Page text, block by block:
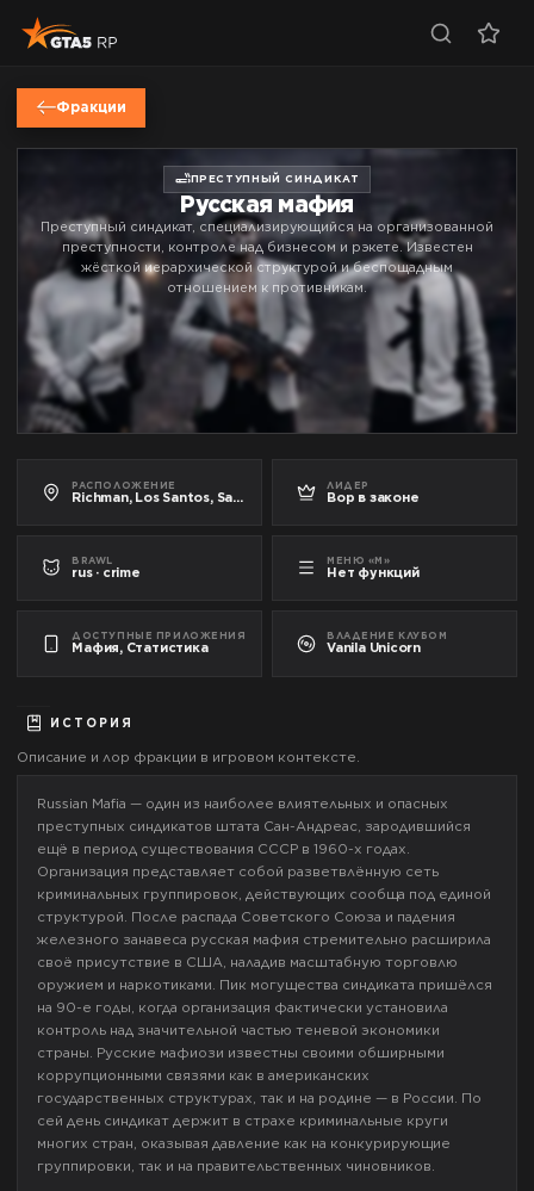
Фракции
ПРЕСТУПНЫЙ СИНДИКАТ
Русская мафия
Преступный синдикат, специализирующийся на организованной
преступности, контроле над бизнесом и рэкете. Известен
жёсткой иерархической структурой и беспощадным
отношением к противникам.
РАСПОЛОЖЕНИЕ
Richman, Los Santos, San Andreas
ЛИДЕР
Вор в законе
BRAWL
rus · crime
МЕНЮ «М»
Нет функций
ДОСТУПНЫЕ ПРИЛОЖЕНИЯ
Мафия, Статистика
ВЛАДЕНИЕ КЛУБОМ
Vanila Unicorn
ИСТОРИЯ
Описание и лор фракции в игровом контексте.
Russian Mafia — один из наиболее влиятельных и опасных
преступных синдикатов штата Сан-Андреас, зародившийся
ещё в период существования СССР в 1960-х годах.
Организация представляет собой разветвлённую сеть
криминальных группировок, действующих сообща под единой
структурой. После распада Советского Союза и падения
железного занавеса русская мафия стремительно расширила
своё присутствие в США, наладив масштабную торговлю
оружием и наркотиками. Пик могущества синдиката пришёлся
на 90-е годы, когда организация фактически установила
контроль над значительной частью теневой экономики
страны. Русские мафиози известны своими обширными
коррупционными связями как в американских
государственных структурах, так и на родине — в России. По
сей день синдикат держит в страхе криминальные круги
многих стран, оказывая давление как на конкурирующие
группировки, так и на правительственных чиновников.